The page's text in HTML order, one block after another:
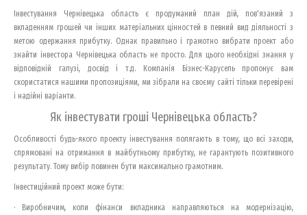
Інвестування Чернівецька область є продуманий план дій, пов'язаний з
вкладенням грошей чи інших матеріальних цінностей в певний вид діяльності з
метою одержання прибутку. Однак правильно і грамотно вибрати проект або
знайти інвестора Чернівецька область не просто. Для цього необхідні знання у
відповідній галузі, досвід і т.д. Компанія Бізнес-Карусель пропонує вам
скористатися нашими пропозиціями, ми зібрали на своєму сайті тільки перевірені
і надійні варіанти.
Як інвестувати гроші Чернівецька область?
Особливості будь-якого проекту інвестування полягають в тому, що всі заходи,
спрямовані на отримання в майбутньому прибутку, не гарантують позитивного
результату. Тому вибір повинен бути максимально грамотним.
Інвестиційний проект може бути:
· Виробничим, коли фінанси вкладника направляються на модернізацію,